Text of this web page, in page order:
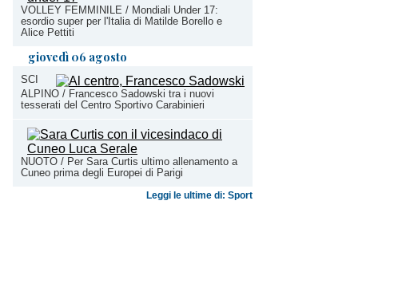
VOLLEY FEMMINILE / Mondiali Under 17:
esordio super per l'Italia di Matilde Borello e
Alice Pettiti
giovedì 06 agosto
SCI
ALPINO / Francesco Sadowski tra i nuovi
tesserati del Centro Sportivo Carabinieri
NUOTO / Per Sara Curtis ultimo allenamento a
Cuneo prima degli Europei di Parigi
Leggi le ultime di: Sport